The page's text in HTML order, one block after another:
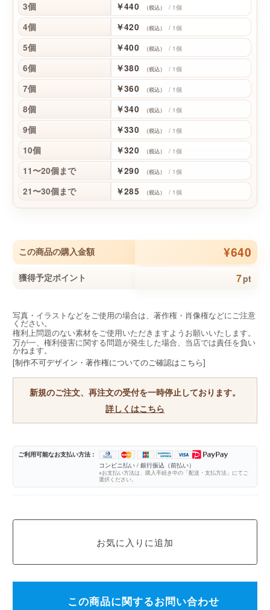
3個 ￥440 （税込） / 1個
4個 ￥420 （税込） / 1個
5個 ￥400 （税込） / 1個
6個 ￥380 （税込） / 1個
7個 ￥360 （税込） / 1個
8個 ￥340 （税込） / 1個
9個 ￥330 （税込） / 1個
10個 ￥320 （税込） / 1個
11〜20個まで ￥290 （税込） / 1個
21〜30個まで ￥285 （税込） / 1個
この商品の購入金額 ¥640
獲得予定ポイント 7pt
写真・イラストなどをご使用の場合は、著作権・肖像権などにご注意
ください。
権利上問題のない素材をご使用いただきますようお願いいたします。
万が一、権利侵害に関する問題が発生した場合、当店では責任を負い
かねます。
[制作不可デザイン・著作権についてのご確認はこちら]
新規のご注文、再注文の受付を一時停止しております。
詳しくはこちら
ご利用可能なお支払い方法 :
コンビニ払い / 銀行振込（前払い）
※お支払い方法は、購入手続き中の「配送・支払方法」にてご
選択ください。
この商品に関するお問い合わせ